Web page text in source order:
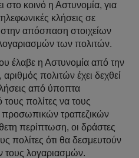
στο κοινό η Αστυνομία, για
κλήσεις σε
απόσπαση στοιχείων
των πολιτών.
έλαβε η Αστυνομία από την
πολιτών έχει δεχθεί
από ύποπτα
πολίτες να τους
προσωπικών τραπεζικών
περίπτωση, οι δράστες
πολίτες ότι θα δεσμευτούν
τους λογαριασμών.